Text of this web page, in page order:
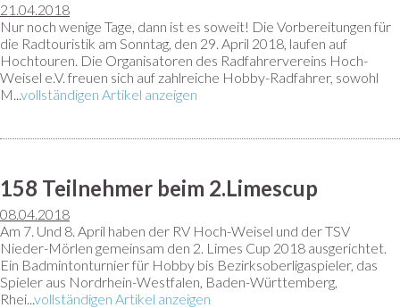
21.04.2018
Nur noch wenige Tage, dann ist es soweit! Die Vorbereitungen für
die Radtouristik am Sonntag, den 29. April 2018, laufen auf
Hochtouren. Die Organisatoren des Radfahrervereins Hoch-
Weisel e.V. freuen sich auf zahlreiche Hobby-Radfahrer, sowohl
M...vollständigen Artikel anzeigen
158 Teilnehmer beim 2.Limescup
08.04.2018
Am 7. Und 8. April haben der RV Hoch-Weisel und der TSV
Nieder-Mörlen gemeinsam den 2. Limes Cup 2018 ausgerichtet.
Ein Badmintonturnier für Hobby bis Bezirksoberligaspieler, das
Spieler aus Nordrhein-Westfalen, Baden-Württemberg,
Rhei...vollständigen Artikel anzeigen